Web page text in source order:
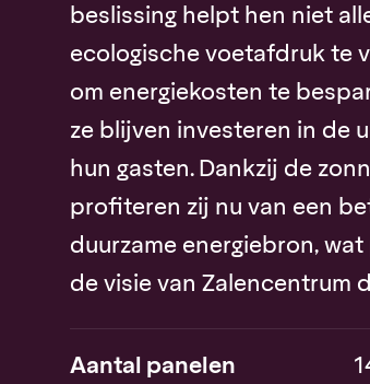
beslissing helpt hen niet
ecologische voetafdruk te
om energiekosten te
ze blijven investeren in de
hun gasten. Dankzij de
profiteren zij nu van een
duurzame energiebron,
de visie van Zalencentrum
Aantal panelen